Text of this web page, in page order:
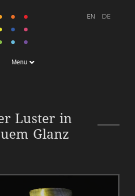
Menu
Luster in
Glanz
Luster mit Ettlin Lux
Gewebe